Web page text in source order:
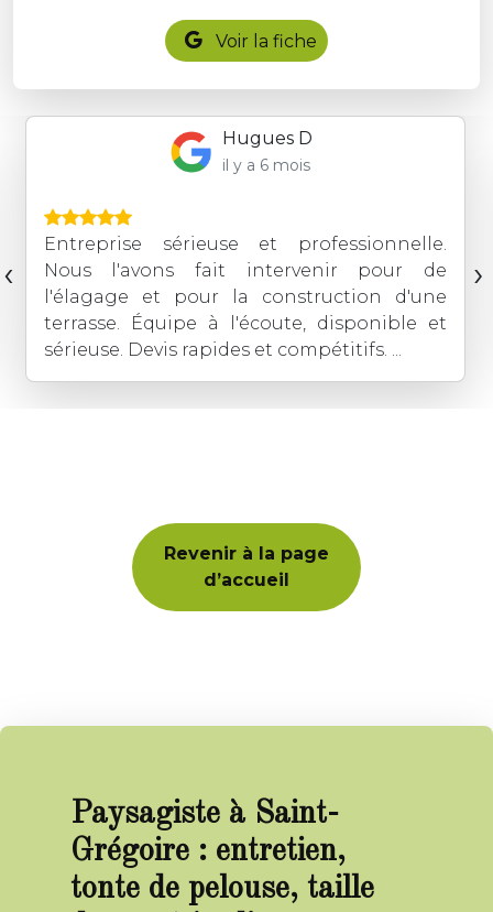
Voir la fiche
Hugues D
il y a 6 mois
Entreprise sérieuse et professionnelle.
Nous l'avons fait intervenir pour de
l'élagage et pour la construction d'une
terrasse. Équipe à l'écoute, disponible et
sérieuse. Devis rapides et compétitifs. ...
‹ ›
Revenir à la page
d’accueil
Paysagiste à Saint-
Grégoire : entretien,
tonte de pelouse, taille